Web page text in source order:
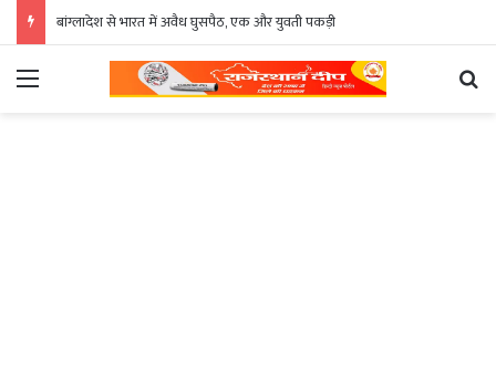
बांग्लादेश से भारत में अवैध घुसपैठ, एक और युवती पकड़ी
Menu